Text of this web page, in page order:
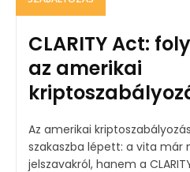
CLARITY Act:
az amerikai
Az amerikai
szakaszba lépett: a vita már
jelszavakról, hanem a